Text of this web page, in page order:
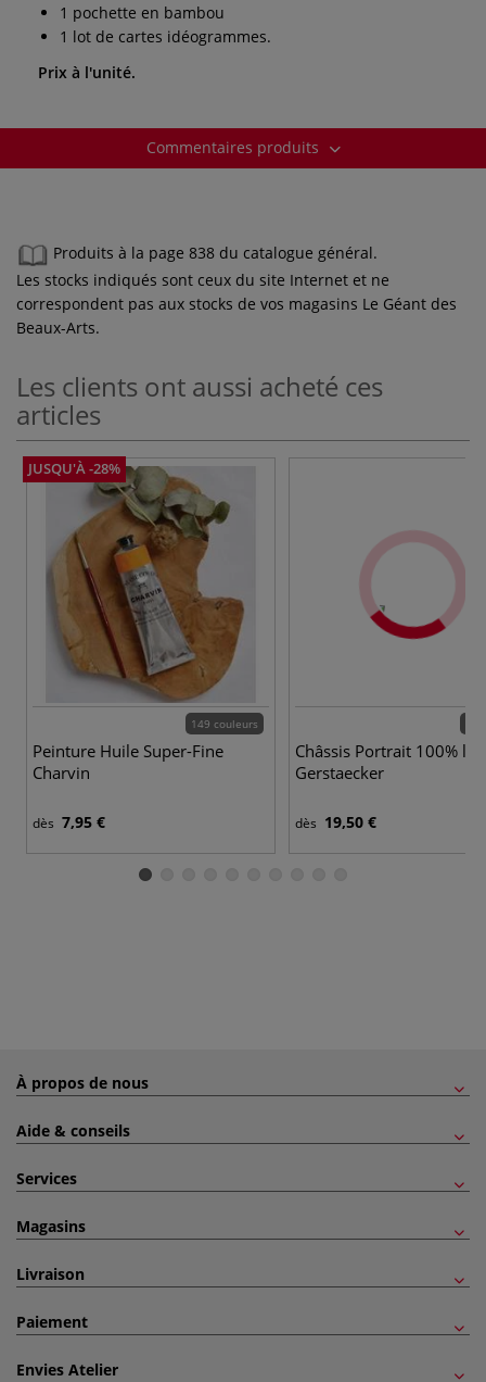
1 pochette en bambou
1 lot de cartes idéogrammes.
Prix à l'unité.
Commentaires produits
Produits à la page 838 du catalogue général.
Les stocks indiqués sont ceux du site Internet et ne
correspondent pas aux stocks de vos magasins Le Géant des
Beaux-Arts.
Les clients ont aussi acheté ces
articles
JUSQU'À -28%
149 couleurs
Peinture Huile Super-Fine
Charvin
dès 7,95 €
Châssis Portrait 100% lin
Gerstaecker
dès 19,50 €
À propos de nous
Aide & conseils
Services
Magasins
Livraison
Paiement
Envies Atelier